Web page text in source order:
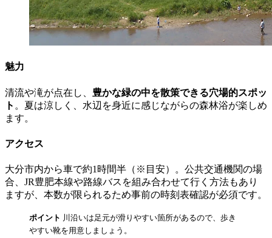
魅力
清流や滝が点在し、 豊かな緑の中を散策できる穴場的スポッ
ト 。夏は涼しく、水辺を身近に感じながらの森林浴が楽しめ
ます。
アクセス
大分市内から車で約1時間半（※目安）。公共交通機関の場
合、JR豊肥本線や路線バスを組み合わせて行く方法もあり
ますが、本数が限られるため事前の時刻表確認が必須です。
ポイント 川沿いは足元が滑りやすい箇所があるので、歩き
やすい靴を用意しましょう。